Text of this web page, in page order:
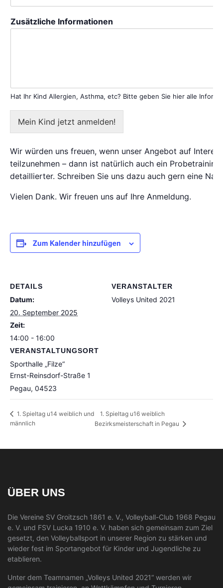
Zusätzliche Informationen
Hat Ihr Kind Allergien, Asthma, etc? Bitte geben Sie hier alle
Mein Kind jetzt anmelden!
Wir würden uns freuen, wenn unser Angebot auf
teilzunehmen – dann ist natürlich auch ein
detaillierter. Schreiben Sie uns dazu auch gern eine
Vielen Dank. Wir freuen uns auf Ihre Anmeldung.
Zum Kalender hinzufügen
DETAILS
Datum:
20. September 2025
Zeit:
14:00 - 16:00
VERANSTALTUNGSORT
Sporthalle „Filze“
Ernst-Reinsdorf-Straße 1
Pegau, 04523
VERANSTALTER
Volleys United 2021
1. Spieltag u14 weiblich und
männlich
1. Spieltag u16 weiblich
Bezirksmeisterschaft in Pegau
ÜBER UNS
Die Vereine SV Groitzsch 1861 e. V., Volleyball-Club 1968 Pegau
e. V. und FSV Lucka 1910 e. V. haben sich gemeinsam zum Ziel
gesetzt, den Volleyballsport in unserer Region zu stärken und
wieder fest im Sportangebot für Kinder und Jugendliche zu
etablieren.
Unter dem Teamnamen „Volleys United 2021“ werden wir